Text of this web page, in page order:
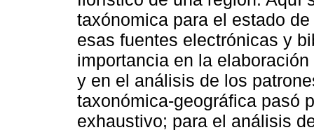
taxónomica para el estado
esas fuentes electrónicas y
importancia en la
y en el análisis de los
taxonómica-geográfica pasó
exhaustivo; para el análisis